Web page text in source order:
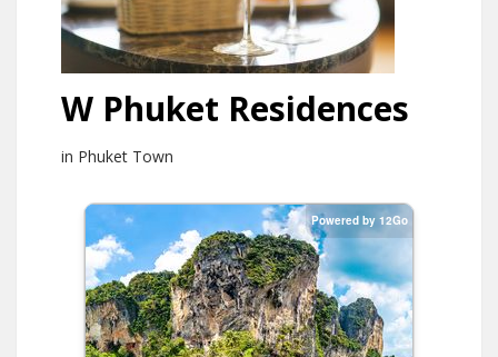
W Phuket Residences
in Phuket Town